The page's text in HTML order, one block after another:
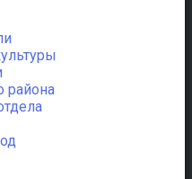
района